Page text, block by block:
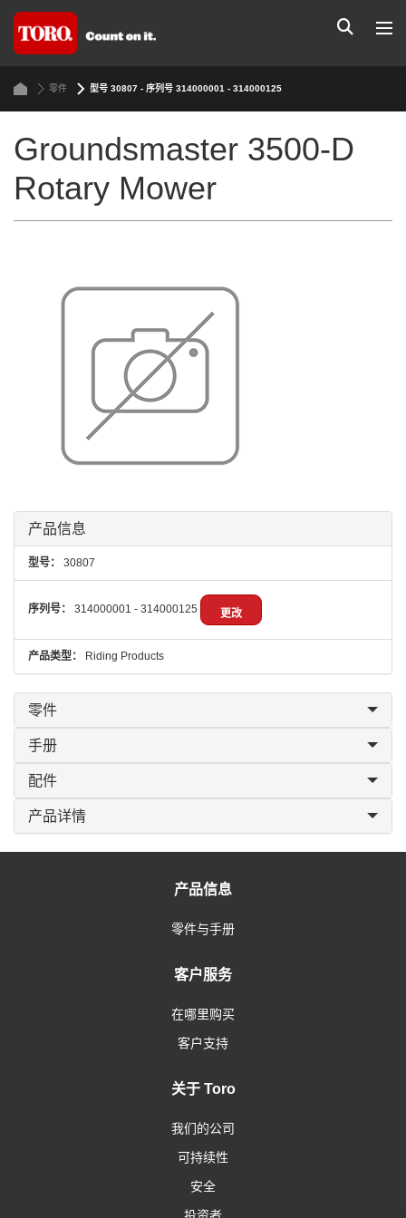
零件 型号 30807 - 序列号 314000001 - 314000125
Groundsmaster 3500-D
Rotary Mower
产品信息
型号： 30807
序列号： 314000001 - 314000125 更改
产品类型： Riding Products
零件
手册
配件
产品详情
产品信息
零件与手册
客户服务
在哪里购买
客户支持
关于 Toro
我们的公司
可持续性
安全